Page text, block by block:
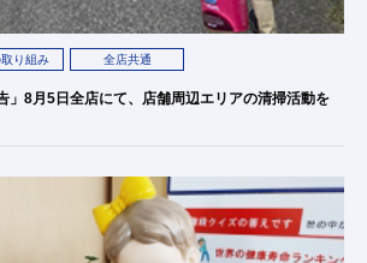
り組み 全店共通
」8月5日全店にて、店舗周辺エリアの清掃活動を